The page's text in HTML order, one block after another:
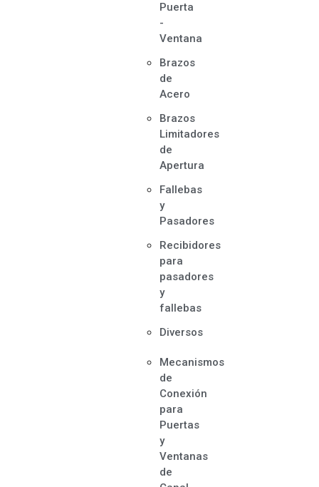
Puerta
-
Ventana
Brazos
de
Acero
Brazos
Limitadores
de
Apertura
Fallebas
y
Pasadores
Recibidores
para
pasadores
y
fallebas
Diversos
Mecanismos
de
Conexión
para
Puertas
y
Ventanas
de